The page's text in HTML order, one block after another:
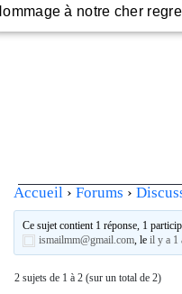
Accueil › Forums ›
Ce sujet contient 1 réponse, 1
ismailmm@gmail.com, leil y a 1
2 sujets de 1 à 2 (sur un total de 2)